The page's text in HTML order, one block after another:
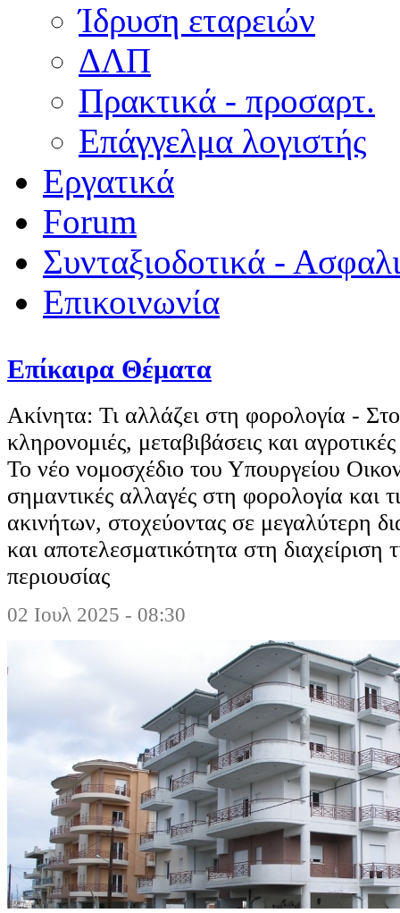
Ίδρυση εταρειών
ΔΛΠ
Πρακτικά - προσαρτ.
Επάγγελμα λογιστής
Εργατικά
Forum
Συνταξιοδοτικά -
Επικοινωνία
Επίκαιρα Θέματα
Ακίνητα: Τι αλλάζει στη φορολογία -
κληρονομιές, μεταβιβάσεις και αγροτικές
Το νέο νομοσχέδιο του Υπουργείου
σημαντικές αλλαγές στη φορολογία και
ακινήτων, στοχεύοντας σε μεγαλύτερη
και αποτελεσματικότητα στη διαχείριση
περιουσίας
02 Ιουλ 2025 - 08:30